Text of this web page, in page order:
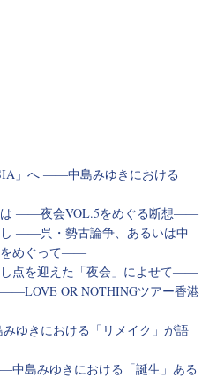
」へ ――中島みゆきにおける
は ――夜会VOL.5をめぐる断想――
――呉・勢古論争、あるいは中
をめぐって――
を迎えた「夜会」によせて――
OR NOTHINGツアー香港
ゆきにおける「リメイク」が語
島みゆきにおける「誕生」ある